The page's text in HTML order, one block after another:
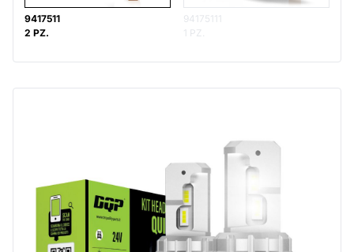
9417511
2 PZ.
94175111
1 PZ.